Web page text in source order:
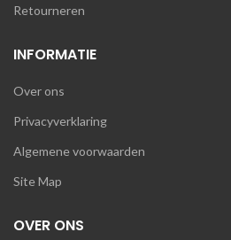
Retourneren
INFORMATIE
Over ons
Privacyverklaring
Algemene voorwaarden
Site Map
OVER ONS